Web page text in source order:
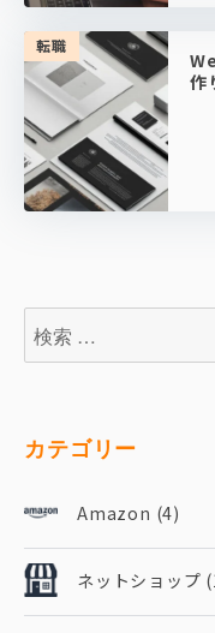
転職
作
検
索:
カテゴリー
Amazon (4)
ネットショップ